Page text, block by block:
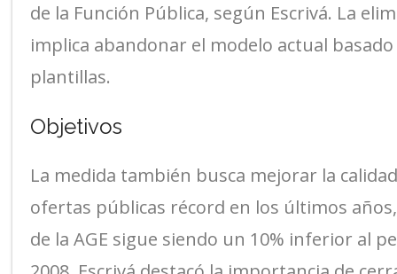
de la Función Pública, según Escrivá. La
implica abandonar el modelo actual
plantillas.
Objetivos
La medida también busca mejorar la
ofertas públicas récord en los últimos
de la AGE sigue siendo un 10% inferior al